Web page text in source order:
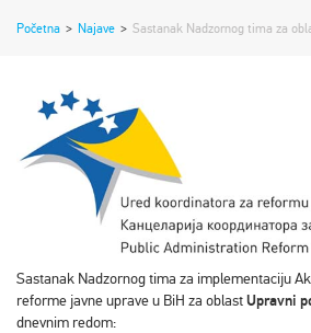
Početna > Najave > Sastanak Nadzornog tima za
Sastanak Nadzornog tima za implementaciju
reforme javne uprave u BiH za oblastUpravni
dnevnim redom: